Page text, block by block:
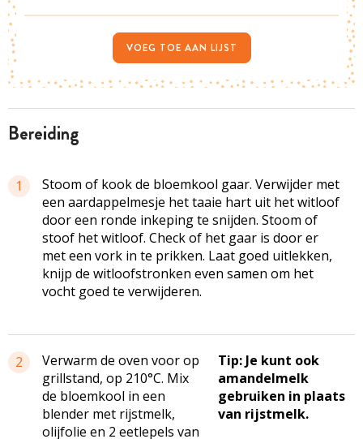
bereiding
1
Stoom of kook de bloemkool gaar. Verwijder met
een aardappelmesje het taaie hart uit het witloof
door een ronde inkeping te snijden. Stoom of
stoof het witloof. Check of het gaar is door er
met een vork in te prikken. Laat goed uitlekken,
knijp de witloofstronken even samen om het
vocht goed te verwijderen.
2
Verwarm de oven voor op
grillstand, op 210°C. Mix
de bloemkool in een
blender met rijstmelk,
olijfolie en 2 eetlepels van
Tip: Je kunt ook
amandelmelk
gebruiken in plaats
van rijstmelk.
VOEG TOE AAN LIJST